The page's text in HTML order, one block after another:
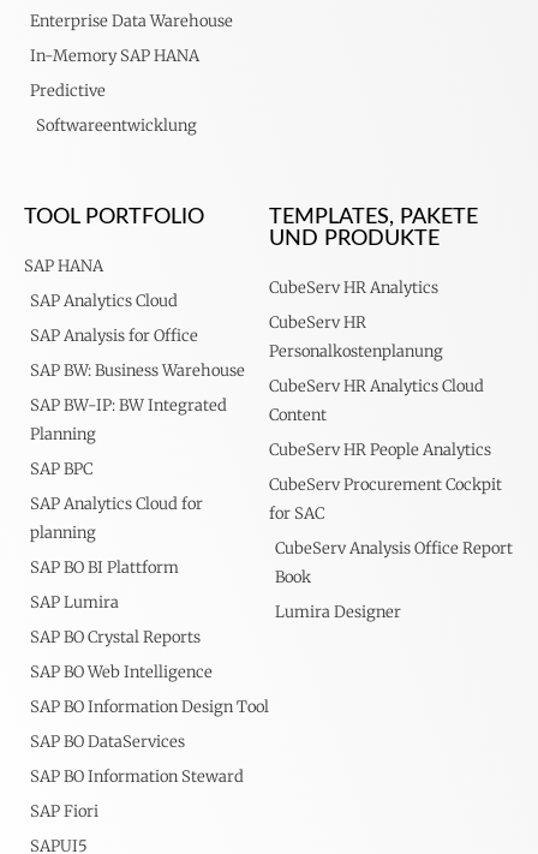
Enterprise Data Warehouse
In-Memory SAP HANA
Predictive
Softwareentwicklung
TOOL PORTFOLIO
SAP HANA
SAP Analytics Cloud
SAP Analysis for Office
SAP BW: Business Warehouse
SAP BW-IP: BW Integrated
Planning
SAP BPC
SAP Analytics Cloud for
planning
SAP BO BI Plattform
SAP Lumira
SAP BO Crystal Reports
SAP BO Web Intelligence
SAP BO Information Design Tool
SAP BO DataServices
SAP BO Information Steward
SAP Fiori
SAPUI5
TEMPLATES, PAKETE
UND PRODUKTE
CubeServ HR Analytics
CubeServ HR
Personalkostenplanung
CubeServ HR Analytics Cloud
Content
CubeServ HR People Analytics
CubeServ Procurement Cockpit
for SAC
CubeServ Analysis Office Report
Book
Lumira Designer